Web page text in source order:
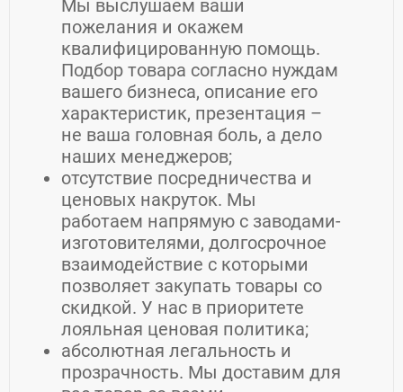
Мы выслушаем ваши
пожелания и окажем
квалифицированную помощь.
Подбор товара согласно нуждам
вашего бизнеса, описание его
характеристик, презентация –
не ваша головная боль, а дело
наших менеджеров;
отсутствие посредничества и
ценовых накруток. Мы
работаем напрямую с заводами-
изготовителями, долгосрочное
взаимодействие с которыми
позволяет закупать товары со
скидкой. У нас в приоритете
лояльная ценовая политика;
абсолютная легальность и
прозрачность. Мы доставим для